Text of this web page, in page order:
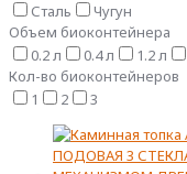
Сталь
Чугун
Объем биоконтейнера
0.2 л
0.4 л 1.2 л
Кол-во биоконтейнеров
1
2 3